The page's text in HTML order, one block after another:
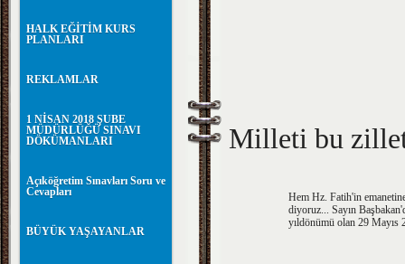
HALK EĞİTİM KURS
PLANLARI
REKLAMLAR
1 NİSAN 2018 ŞUBE
MÜDÜRLÜĞÜ SINAVI
DÖKÜMANLARI
Açıköğretim Sınavları Soru ve
Cevapları
BÜYÜK YAŞAYANLAR
Milleti bu
Hem Hz. Fatih'in
diyoruz... Sayın
yıldönümü olan 29 Mayıs